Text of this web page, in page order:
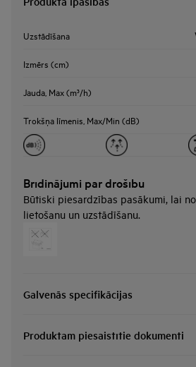
Uzstādīšana
Izmērs (cm)
Jauda, Max (m³/h)
Trokšņa līmenis, Max/Min (dB)
Brīdinājumi par drošību
Būtiski piesardzības pasākumi, lai
lietošanu un uzstādīšanu.
Galvenās specifikācijas
Produktam piesaistītie dokumenti